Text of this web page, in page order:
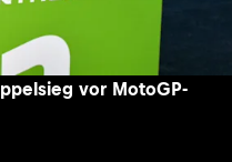
vor MotoGP-